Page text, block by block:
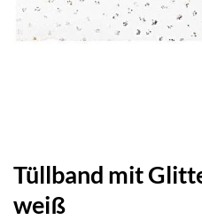
Tüllband mit
weiß